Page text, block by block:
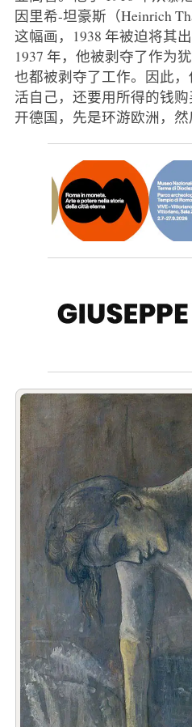
因里希-坦豪斯（Heinrich
这幅画，1938 年被迫将其
1937 年，他被剥夺了作为
也都被剥夺了工作。因此
活自己，还要用所得的钱
开德国，先是环游欧洲，然